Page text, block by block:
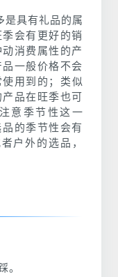
具有礼品的属
会有更好的销
消费属性的产
一般价格不会
用到的；类似
品在旺季也可
意季节性这一
的季节性会有
户外的选品，
。